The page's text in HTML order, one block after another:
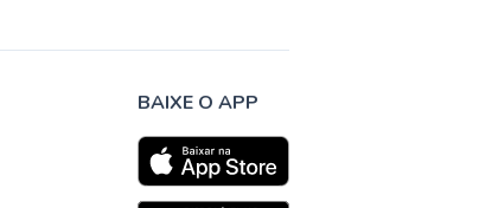
BAIXE O APP